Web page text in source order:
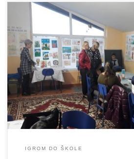
Danas su započele radionice sa djecom
mamama u sklopu projekta Igrom do
pružanje podrške socijalno ranjivim
rizici socijalne isključenosti. Svrha
procesa socijalizacije i poticati cjelovit
je podržan od Gradske uprave Grada […]
IGROM DO ŠKOLE